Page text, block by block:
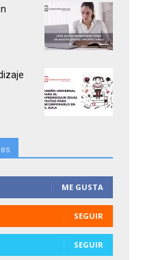
ME GUSTA
SEGUIR
SEGUIR